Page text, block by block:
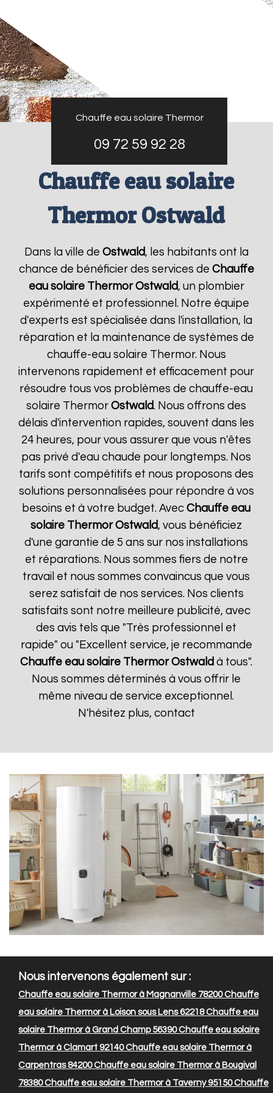
Chauffe eau solaire Thermor
09 72 59 92 28
Chauffe eau solaire
Thermor Ostwald
Dans la ville de Ostwald, les habitants ont la
chance de bénéficier des services de Chauffe
eau solaire Thermor Ostwald, un plombier
expérimenté et professionnel. Notre équipe
d'experts est spécialisée dans l'installation, la
réparation et la maintenance de systèmes de
chauffe-eau solaire Thermor. Nous
intervenons rapidement et efficacement pour
résoudre tous vos problèmes de chauffe-eau
solaire ThermorOstwald. Nous offrons des
délais d'intervention rapides, souvent dans les
24 heures, pour vous assurer que vous n'êtes
pas privé d'eau chaude pour longtemps. Nos
tarifs sont compétitifs et nous proposons des
solutions personnalisées pour répondre à vos
besoins et à votre budget. AvecChauffe eau
solaire Thermor Ostwald, vous bénéficiez
d'une garantie de 5 ans sur nos installations
et réparations. Nous sommes fiers de notre
travail et nous sommes convaincus que vous
serez satisfait de nos services. Nos clients
satisfaits sont notre meilleure publicité, avec
des avis tels que "Très professionnel et
rapide" ou "Excellent service, je recommande
Chauffe eau solaire Thermor Ostwald à tous".
Nous sommes déterminés à vous offrir le
même niveau de service exceptionnel.
N'hésitez plus, contact
Nous intervenons également sur :
Chauffe eau solaire Thermor à Magnanville 78200Chauffe
eau solaire Thermor à Loison sous Lens 62218Chauffe eau
solaire Thermor à Grand Champ 56390Chauffe eau solaire
Thermor à Clamart 92140Chauffe eau solaire Thermor à
Carpentras 84200Chauffe eau solaire Thermor à Bougival
78380Chauffe eau solaire Thermor à Taverny 95150Chauffe